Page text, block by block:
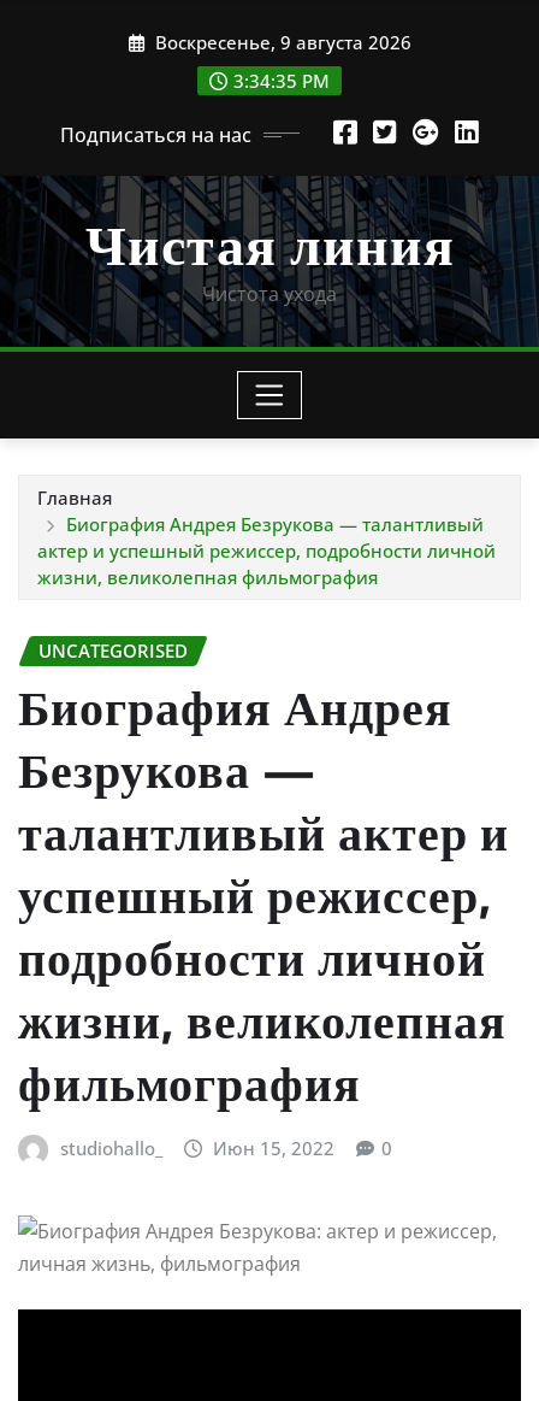
Воскресенье, 9 августа 2026
3:34:36 PM
Подписаться на нас
Чистая линия
Чистота ухода
Главная
Биография Андрея Безрукова — талантливый
актер и успешный режиссер, подробности личной
жизни, великолепная фильмография
UNCATEGORISED
Биография Андрея
Безрукова —
талантливый актер и
успешный режиссер,
подробности личной
жизни, великолепная
фильмография
studiohallo_ Июн 15, 2022 0